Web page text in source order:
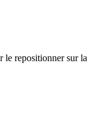
le repositionner sur la